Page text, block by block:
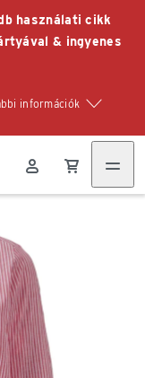
használati cikk
& ingyenes
információk